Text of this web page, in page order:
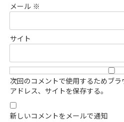
メール ※
サイト
次回のコメントで使用するためブ
アドレス、サイトを保存する。
新しいコメントをメールで通知